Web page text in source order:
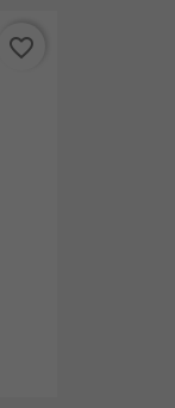
favorite_border